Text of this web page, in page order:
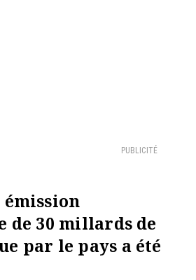
PUBLICITÉ
de 30 millards de
par le pays a été